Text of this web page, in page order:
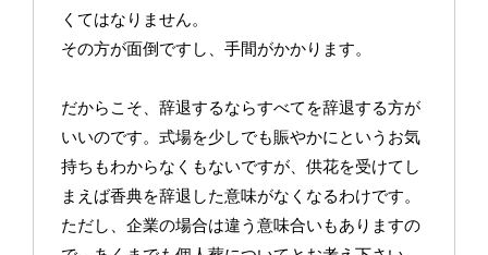
くてはなりません。
その方が面倒ですし、手間がかかります。
だからこそ、辞退するならすべてを辞退する方が
いいのです。式場を少しでも賑やかにというお気
持ちもわからなくもないですが、供花を受けてし
まえば香典を辞退した意味がなくなるわけです。
ただし、企業の場合は違う意味合いもありますの